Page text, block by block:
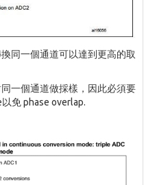
同一個通道可以達到更高的取
一個通道做採樣，因此必須要
免 phase overlap.